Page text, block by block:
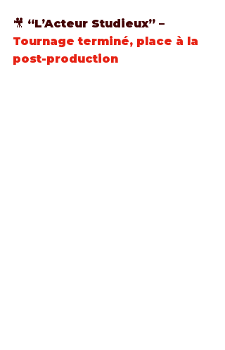
🎥 “L’Acteur Studieux” –
Tournage terminé, place à la
post-production